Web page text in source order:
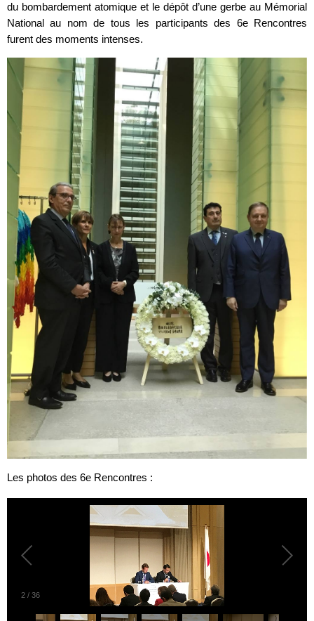
du bombardement atomique et le dépôt d’une gerbe au Mémorial
National au nom de tous les participants des 6e Rencontres
furent des moments intenses.
Les photos des 6e Rencontres :
2 / 36